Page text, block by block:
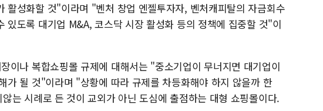
활성화할 것"이라며 "벤처 창업 엔젤투자자, 벤처캐피탈의 자금회수
있도록 대기업 M&A, 코스닥 시장 활성화 등의 정책에 집중할 것"이
이나 복합쇼핑몰 규제에 대해서는 "중소기업이 무너지면 대기업이
가 될 것"이라며 "상황에 따라 규제를 차등화해야 하지 않을까 한
는 시례로 든 것이 교외가 아닌 도심에 출점하는 대형 쇼핑몰이다.